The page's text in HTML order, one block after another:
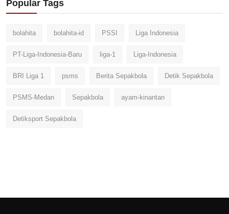
Popular Tags
bolahita bolahita-id PSSI Liga Indonesia
PT-Liga-Indonesia-Baru liga-1 Liga-Indonesia
BRI Liga 1 psms Berita Sepakbola Detik Sepakbola
PSMS-Medan Sepakbola ayam-kinantan
Detiksport Sepakbola